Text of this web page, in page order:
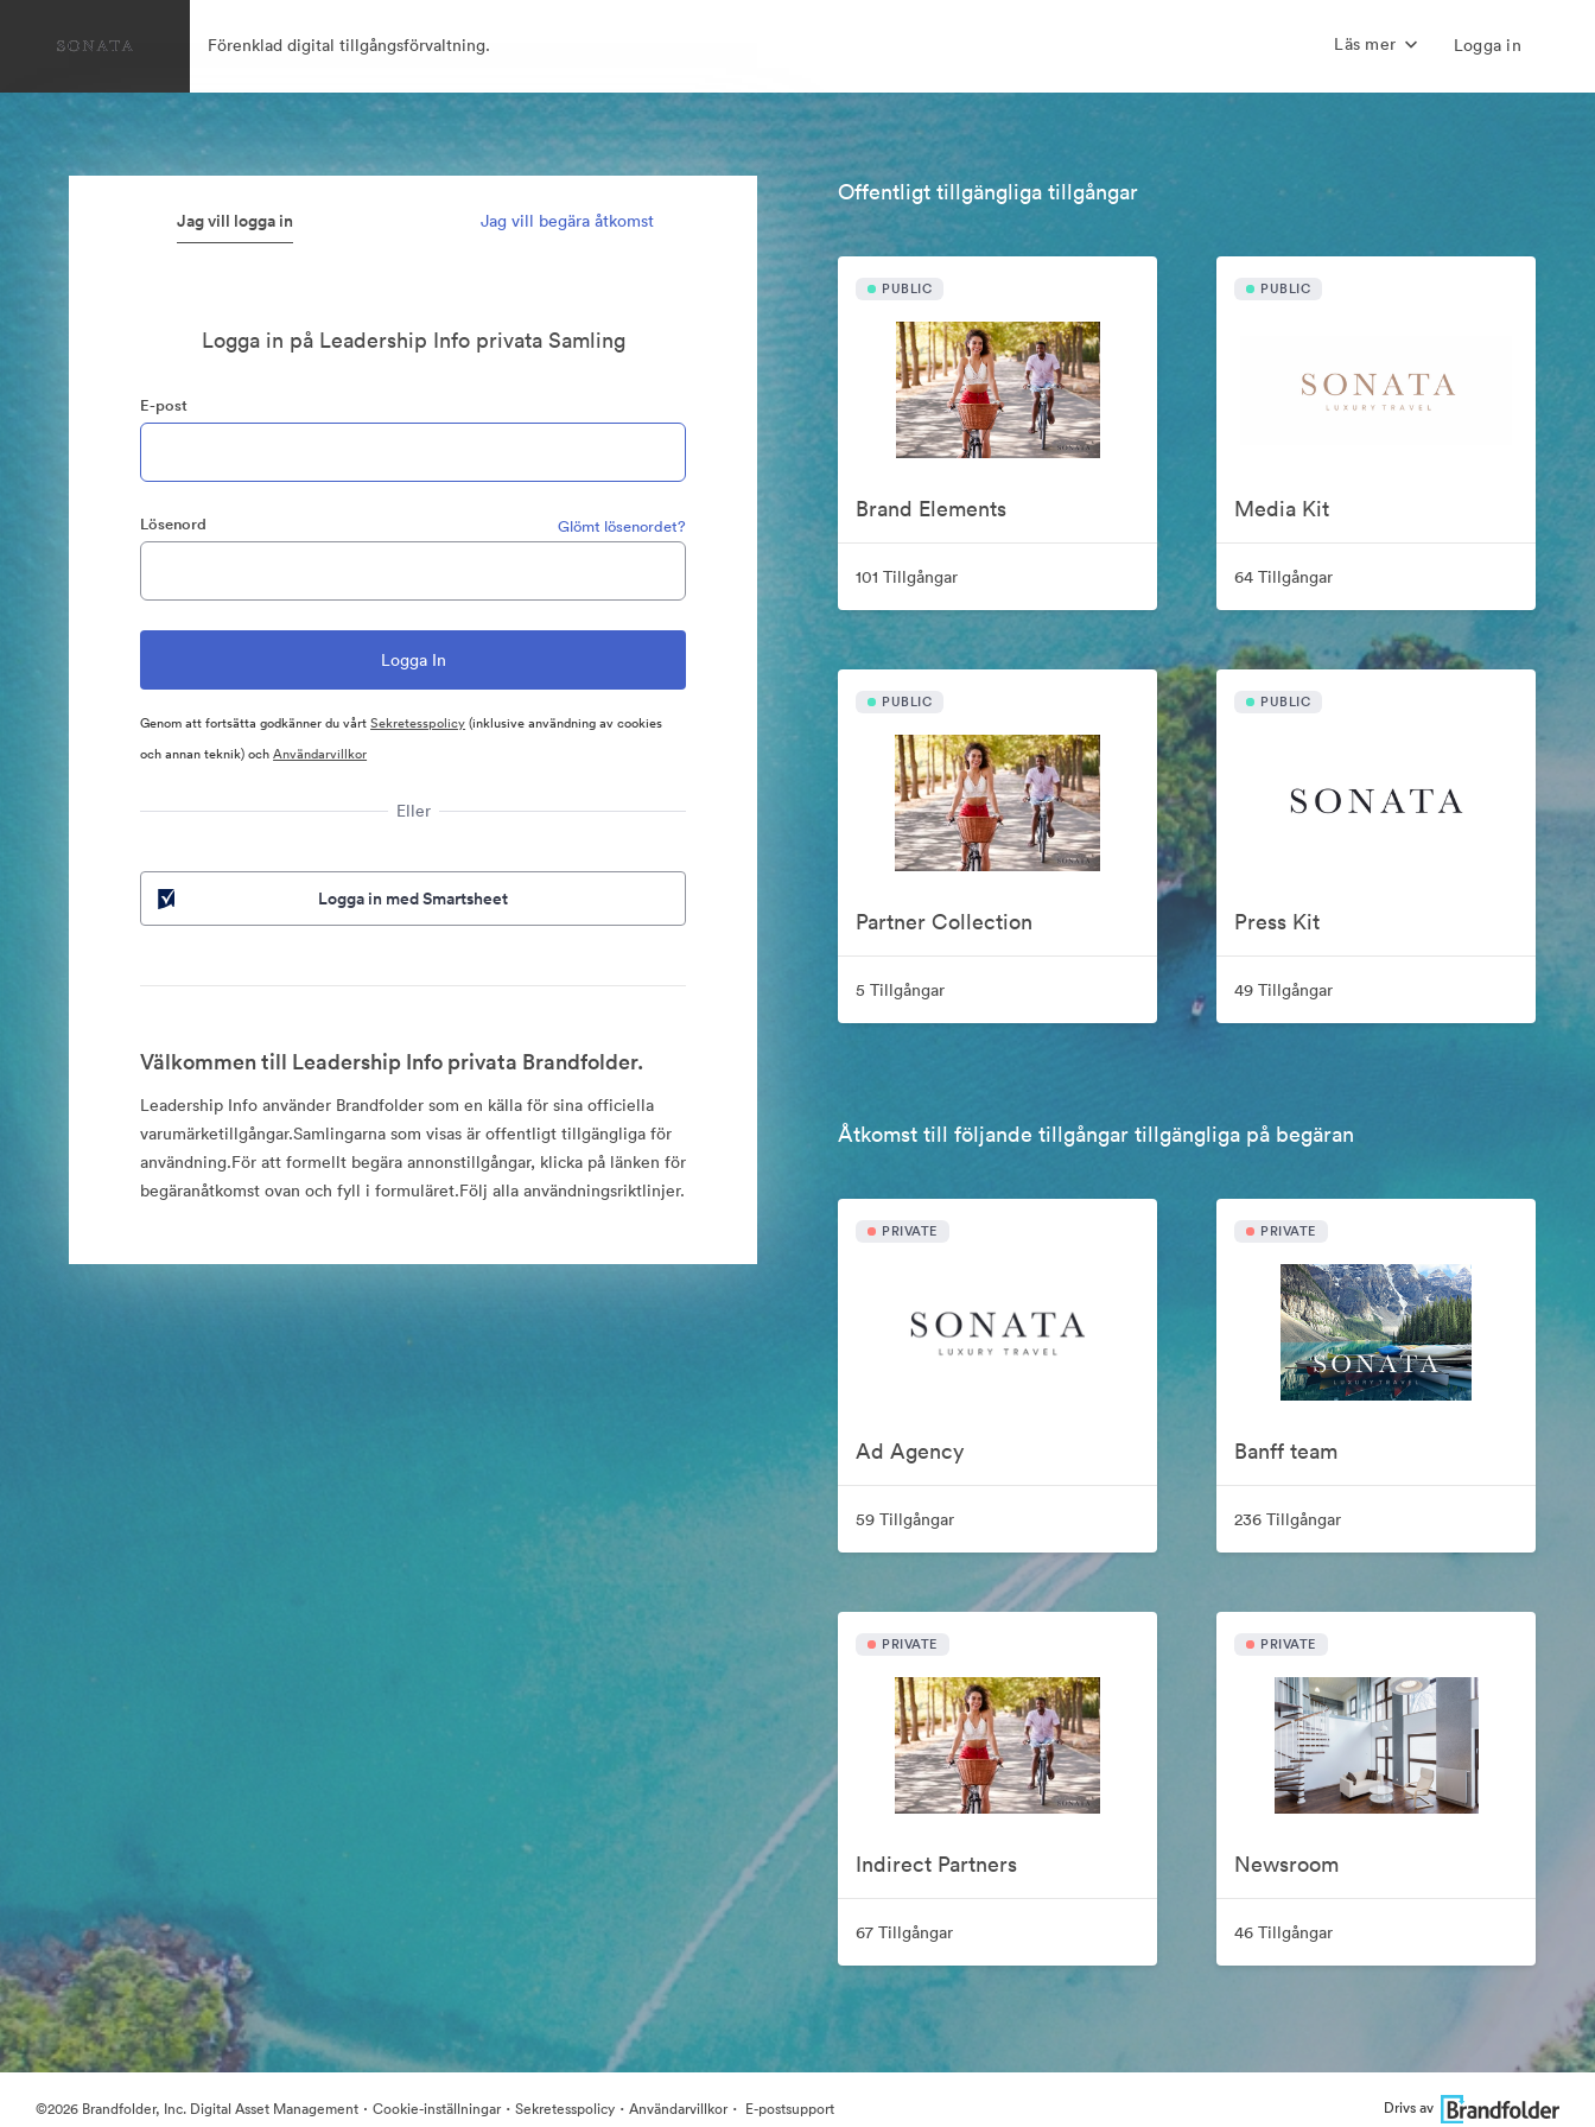
Förenklad digital tillgångsförvaltning. Läs mer Logga in
Jag vill logga in Jag vill begära åtkomst
Logga in på Leadership Info privata Samling
E-post
Lösenord Glömt lösenordet?
Genom att fortsätta godkänner du vårtSekretesspolicy(inklusive användning av cookies
och annan teknik) ochAnvändarvillkor
Eller
Logga in med Smartsheet
Välkommen till Leadership Info privata Brandfolder.
Leadership Info använder Brandfolder som en källa för sina officiella
varumärketillgångar.Samlingarna som visas är offentligt tillgängliga för
användning.För att formellt begära annonstillgångar, klicka på länken för
begäranåtkomst ovan och fyll i formuläret.Följ alla användningsriktlinjer.
Offentligt tillgängliga tillgångar
PUBLIC
Brand Elements
101 Tillgångar
PUBLIC
Media Kit
64 Tillgångar
PUBLIC
Partner Collection
5 Tillgångar
PUBLIC
Press Kit
49 Tillgångar
Åtkomst till följande tillgångar tillgängliga på begäran
PRIVATE
Ad Agency
59 Tillgångar
PRIVATE
Banff team
236 Tillgångar
PRIVATE
Indirect Partners
67 Tillgångar
PRIVATE
Newsroom
46 Tillgångar
©2026 Brandfolder, Inc. Digital Asset Management · Cookie-inställningar· Sekretesspolicy · Användarvillkor· E-postsupport Drivs av